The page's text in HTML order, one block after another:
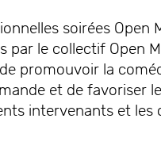
soirées Open
par le collectif Open
promouvoir la
et de favoriser
intervenants et les